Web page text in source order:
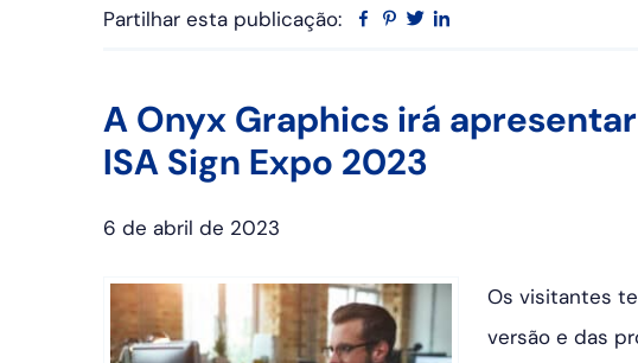
Partilhar esta publicação: Facebook
Pinterest
Twitter
A Onyx Graphics irá
ISA Sign Expo 2023
6 de abril de 2023
Os visitantes
versão e das